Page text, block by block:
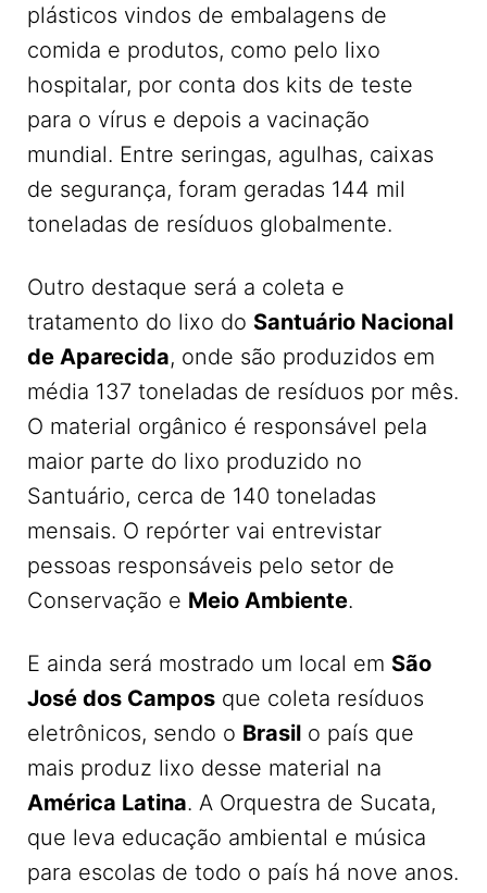
plásticos vindos de embalagens de
comida e produtos, como pelo lixo
hospitalar, por conta dos kits de teste
para o vírus e depois a vacinação
mundial. Entre seringas, agulhas, caixas
de segurança, foram geradas 144 mil
toneladas de resíduos globalmente.
Outro destaque será a coleta e
tratamento do lixo do Santuário Nacional
de Aparecida, onde são produzidos em
média 137 toneladas de resíduos por mês.
O material orgânico é responsável pela
maior parte do lixo produzido no
Santuário, cerca de 140 toneladas
mensais. O repórter vai entrevistar
pessoas responsáveis pelo setor de
Conservação e Meio Ambiente.
E ainda será mostrado um local em São
José dos Campos que coleta resíduos
eletrônicos, sendo o Brasil o país que
mais produz lixo desse material na
América Latina. A Orquestra de Sucata,
que leva educação ambiental e música
para escolas de todo o país há nove anos.